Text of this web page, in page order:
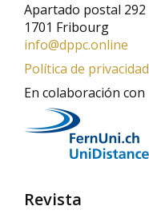
Apartado postal 292
1701 Fribourg
info@dppc.online
Política de privacidad
En colaboración con
Revista